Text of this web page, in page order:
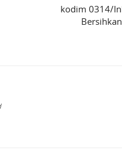
kodim 0314/